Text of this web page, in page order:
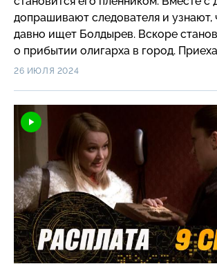
допрашивают следователя и узнают,
давно ищет Болдырев. Вскоре
о прибытии олигарха в город.
с ним Авгур встречается с Давидом
26 ИЮЛЯ 2024